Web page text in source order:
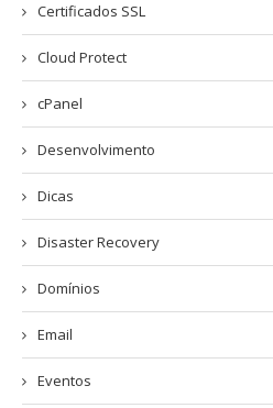
Certificados SSL
Cloud Protect
cPanel
Desenvolvimento
Dicas
Disaster Recovery
Domínios
Email
Eventos